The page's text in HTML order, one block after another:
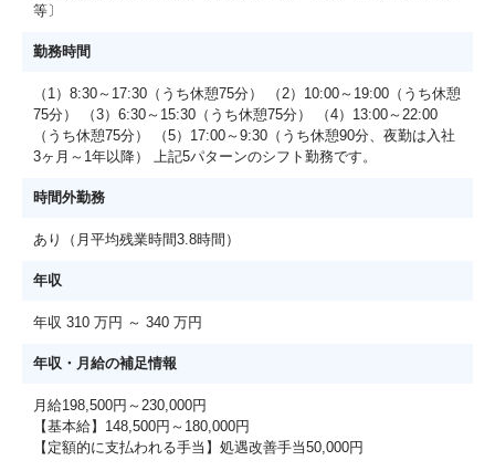
等〕
勤務時間
（1）8:30～17:30（うち休憩75分） （2）10:00～19:00（うち休憩
75分） （3）6:30～15:30（うち休憩75分） （4）13:00～22:00
（うち休憩75分） （5）17:00～9:30（うち休憩90分、夜勤は入社
3ヶ月～1年以降） 上記5パターンのシフト勤務です。
時間外勤務
あり（月平均残業時間3.8時間）
年収
年収 310 万円 ～ 340 万円
年収・月給の補足情報
月給198,500円～230,000円
【基本給】148,500円～180,000円
【定額的に支払われる手当】処遇改善手当50,000円